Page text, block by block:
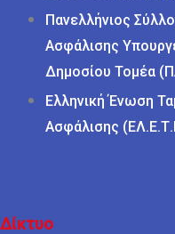
Πανελλήνιος
Ασφάλισης
Δημοσίου Τομέα
Ελληνική Ένωση
Ασφάλισης
Δίκτυο